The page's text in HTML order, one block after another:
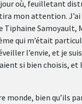
jour où, feuilletant
mon attention.
Tiphaine
qui m’était
l’envie, et je
si bien choisis, et
monde, bien qu’ils